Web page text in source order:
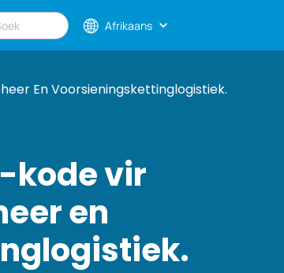
Afrikaans
En Voorsieningskettinglogistiek.
kode vir
en